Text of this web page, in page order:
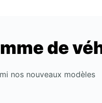
de
nos nouveaux modèles